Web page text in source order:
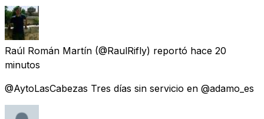
Raúl Román Martín (@RaulRifly) reportó hace 20
minutos
@AytoLasCabezas Tres días sin servicio en @adamo_es